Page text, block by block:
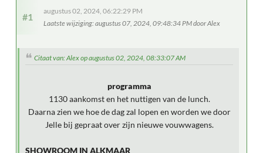
#1
augustus 02, 2024, 06:22:29 PM
Laatste wijziging: augustus 07, 2024, 09:48:34 PM door Alex
Citaat van: Alex op augustus 02, 2024, 08:33:07 AM
programma
1130 aankomst en het nuttigen van de lunch.
Daarna zien we hoe de dag zal lopen en worden we door
Jelle bij gepraat over zijn nieuwe vouwwagens.
SHOWROOM IN ALKMAAR